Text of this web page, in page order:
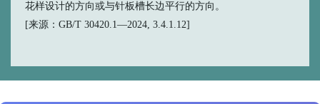
花样设计的方向或与针板槽长边平行的方向。
[来源：GB/T 30420.1—2024, 3.4.1.12]